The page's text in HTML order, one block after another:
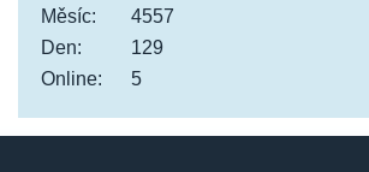
Online: 5
Měsíc:
4557
Den:
129